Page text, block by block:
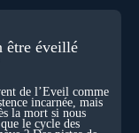
consciences
et toujours, cette
que lui-même
la conscience ?
ces
être éveillé
de l’Éveil comme
incarnée, mais
la mort si nous
le cycle des